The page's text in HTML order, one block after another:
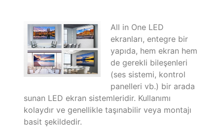
All in One LED
ekranları, entegre bir
yapıda, hem ekran hem
de gerekli bileşenleri
(ses sistemi, kontrol
panelleri vb.) bir arada
sunan LED ekran sistemleridir. Kullanımı
kolaydır ve genellikle taşınabilir veya montajı
basit şekildedir.